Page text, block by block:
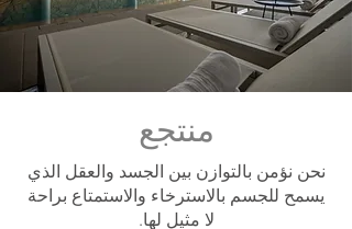
منتجع
نحن نؤمن بالتوازن بين الجسد والعقل الذي
يسمح للجسم بالاسترخاء والاستمتاع براحة
لا مثيل لها.